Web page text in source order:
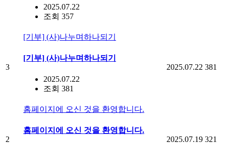
2025.07.22
조회 357
3
[기부] (사)나누며하나되기
[기부] (사)나누며하나되기
2025.07.22
조회 381
2025.07.22 381
2
홈페이지에 오신 것을 환영합니다.
홈페이지에 오신 것을 환영합니다.
2025.07.19 321